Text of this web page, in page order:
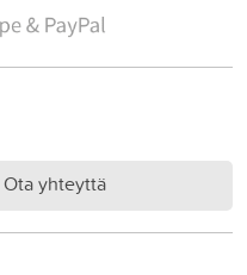
Ota yhteyttä